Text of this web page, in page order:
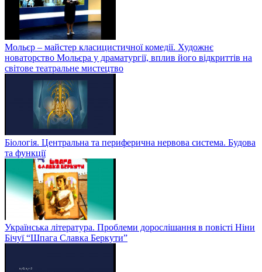
Мольєр – майстер класицистичної комедії. Художнє
новаторство Мольєра у драматургії, вплив його відкриттів на
світове театральне мистецтво
Біологія. Центральна та периферична нервова система. Будова
та функції
Українська література. Проблеми дорослішання в повісті Ніни
Бічуї “Шпага Славка Беркути”